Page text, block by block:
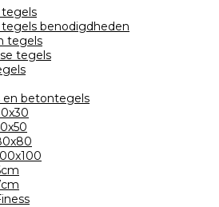
tegels
tegels benodigdheden
tegels
tegels
en betontegels